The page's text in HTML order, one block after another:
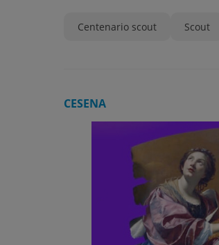
Centenario scout Scout
CESENA